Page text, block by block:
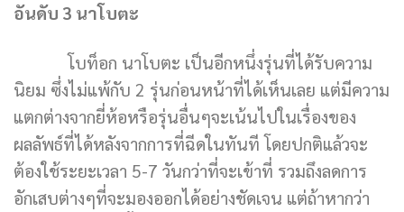
อันดับ 3 นาโบตะ
โบท็อก นาโบตะ เป็นอีกหนึ่งรุ่นที่ได้รับความ
นิยม ซึ่งไม่แพ้กับ 2 รุ่นก่อนหน้าที่ได้เห็นเลย แต่มีความ
แตกต่างจากยี่ห้อหรือรุ่นอื่นๆจะเน้นไปในเรื่องของ
ผลลัพธ์ที่ได้หลังจากการที่ฉีดในทันที โดยปกติแล้วจะ
ต้องใช้ระยะเวลา 5-7 วันกว่าที่จะเข้าที่ รวมถึงลดการ
อักเสบต่างๆที่จะมองออกได้อย่างชัดเจน แต่ถ้าหากว่า